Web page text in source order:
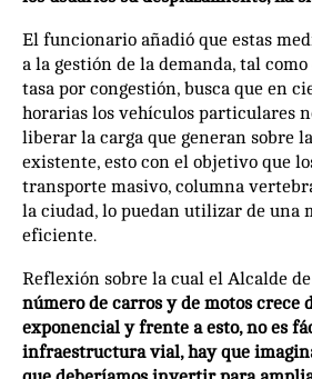
El funcionario añadió que estas
a la gestión de la demanda, tal
tasa por congestión, busca que en
horarias los vehículos particulares
liberar la carga que generan sobre
existente, esto con el objetivo que
transporte masivo, columna
la ciudad, lo puedan utilizar de una
eficiente.
Reflexión sobre la cual el Alcalde
número de carros y de motos crece
exponencial y frente a esto, no es
infraestructura vial, hay que